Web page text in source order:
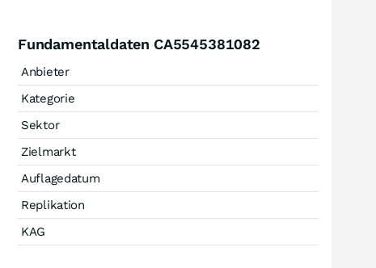
Fundamentaldaten CA5545381082
Anbieter
Kategorie
Sektor
Zielmarkt
Auflagedatum
Replikation
KAG